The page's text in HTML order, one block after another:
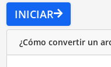
INICIAR
¿Cómo convertir un